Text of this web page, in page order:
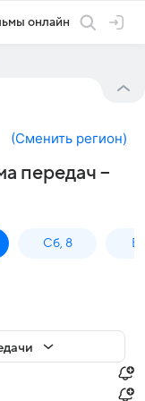
онлайн
(Сменить регион)
передач –
Сб, 8